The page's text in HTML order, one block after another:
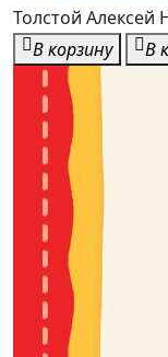
Толстой Алексей
В корзину
В